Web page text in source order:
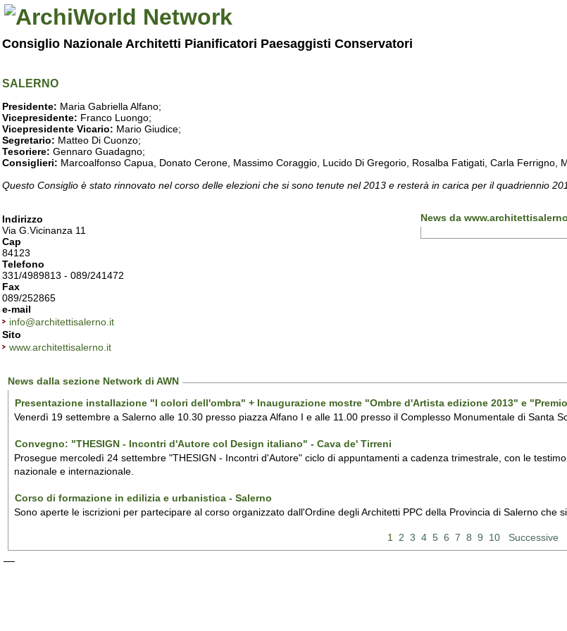
Consiglio Nazionale Architetti Pianificatori Paesaggisti Conservatori
SALERNO
Presidente: Maria Gabriella Alfano;
Vicepresidente: Franco Luongo;
Vicepresidente Vicario: Mario Giudice;
Segretario: Matteo Di Cuonzo;
Tesoriere: Gennaro Guadagno;
Consiglieri: Marcoalfonso Capua, Donato Cerone, Massimo Coraggio, Lucido Di Gregorio, Rosalba Fatigati, Carla Ferrigno,
Questo Consiglio è stato rinnovato nel corso delle elezioni che si sono tenute nel 2013 e resterà in carica per il quadriennio
Indirizzo
Via G.Vicinanza 11
Cap
84123
Telefono
331/4989813 - 089/241472
Fax
089/252865
e-mail
info@architettisalerno.it
Sito
www.architettisalerno.it
News da
News dalla sezione Network di AWN
Presentazione installazione "I colori dell'ombra" + Inaugurazione mostre "Ombre d'Artista edizione 2013" e
Venerdì 19 settembre a Salerno alle 10.30 presso piazza Alfano I e alle 11.00 presso il Complesso Monumentale di Santa
Convegno: "THESIGN - Incontri d'Autore col Design italiano" - Cava de' Tirreni
Prosegue mercoledì 24 settembre "THESIGN - Incontri d'Autore" ciclo di appuntamenti a cadenza trimestrale, con le
nazionale e internazionale.
Corso di formazione in edilizia e urbanistica - Salerno
Sono aperte le iscrizioni per partecipare al corso organizzato dall'Ordine degli Architetti PPC della Provincia di Salerno che
1 2 3 4 5 6 7 8 9 10 Successive